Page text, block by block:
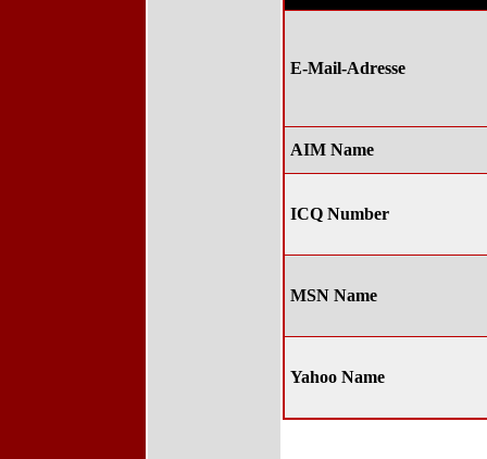
E-Mail-Adresse
AIM Name
ICQ Number
MSN Name
Yahoo Name